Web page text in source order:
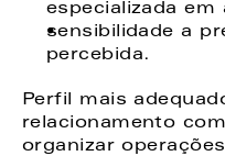
especializada em
sensibilidade a
percebida.
Perfil mais
relacionamento
organizar